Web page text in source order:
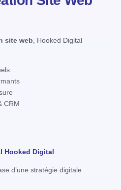
site web , Hooked Digital
CRM
Hooked Digital
d’une stratégie digitale